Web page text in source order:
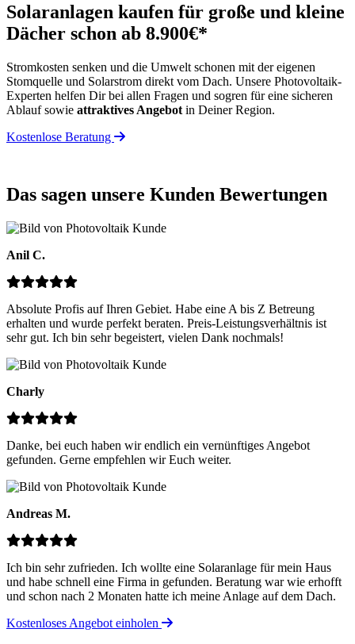
Solaranlagen kaufen für große und kleine
Dächer schon ab 8.900€*
Stromkosten senken und die Umwelt schonen mit der eigenen
Stomquelle und Solarstrom direkt vom Dach. Unsere Photovoltaik-
Experten helfen Dir bei allen Fragen und sogren für eine sicheren
Ablauf sowie attraktives Angebot in Deiner Region.
Kostenlose Beratung
Das sagen unsere Kunden Bewertungen
Anil C.
Absolute Profis auf Ihren Gebiet. Habe eine A bis Z Betreung
erhalten und wurde perfekt beraten. Preis-Leistungsverhältnis ist
sehr gut. Ich bin sehr begeistert, vielen Dank nochmals!
Charly
Danke, bei euch haben wir endlich ein vernünftiges Angebot
gefunden. Gerne empfehlen wir Euch weiter.
Andreas M.
Ich bin sehr zufrieden. Ich wollte eine Solaranlage für mein Haus
und habe schnell eine Firma in gefunden. Beratung war wie erhofft
und schon nach 2 Monaten hatte ich meine Anlage auf dem Dach.
Kostenloses Angebot einholen